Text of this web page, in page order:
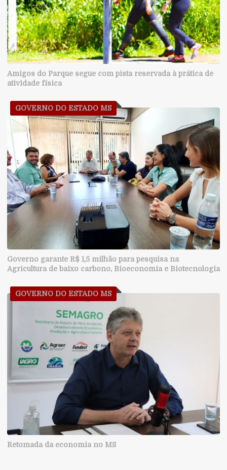
Amigos do Parque segue com pista reservada à prática de
atividade física
GOVERNO DO ESTADO MS
Governo garante R$ 1,5 milhão para pesquisa na
Agricultura de baixo carbono, Bioeconomia e Biotecnologia
GOVERNO DO ESTADO MS
Retomada da economia no MS